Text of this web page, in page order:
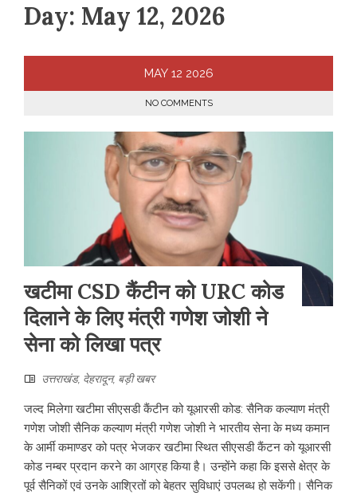
Day: May 12, 2026
MAY 12 2026
NO COMMENTS
खटीमा CSD कैंटीन को URC कोड
दिलाने के लिए मंत्री गणेश जोशी ने
सेना को लिखा पत्र
उत्तराखंड, देहरादून, बड़ी खबर
जल्द मिलेगा खटीमा सीएसडी कैंटीन को यूआरसी कोड: सैनिक कल्याण मंत्री
गणेश जोशी सैनिक कल्याण मंत्री गणेश जोशी ने भारतीय सेना के मध्य कमान
के आर्मी कमाण्डर को पत्र भेजकर खटीमा स्थित सीएसडी कैंटन को यूआरसी
कोड नम्बर प्रदान करने का आग्रह किया है। उन्होंने कहा कि इससे क्षेत्र के
पूर्व सैनिकों एवं उनके आश्रितों को बेहतर सुविधाएं उपलब्ध हो सकेंगी। सैनिक